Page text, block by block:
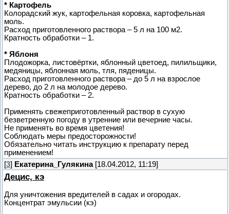
* Картофель
Колорадский жук, картофельная коровка, картофельная
моль.
Расход приготовленного раствора – 5 л на 100 м2.
Кратность обработки – 1.
* Яблоня
Плодожорка, листовёртки, яблонный цветоед, пилильщики,
медяницы, яблонная моль, тля, пяденицы.
Расход приготовленного раствора – до 5 л на взрослое
дерево, до 2 л на молодое дерево.
Кратность обработки – 2.
Применять свежеприготовленный раствор в сухую
безветренную погоду в утренние или вечерние часы.
Не применять во время цветения!
Соблюдать меры предосторожности!
Обязательно читать инструкцию к препарату перед
применением!
[3] Екатерина_Гулякина[18.04.2012, 11:19]
Децис, кэ
Для уничтожения вредителей в садах и огородах.
Концентрат эмульсии (кэ)